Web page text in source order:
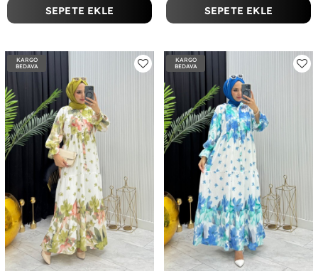
SEPETE EKLE SEPETE EKLE
KARGO
BEDAVA
KARGO
BEDAVA